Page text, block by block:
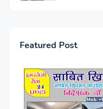
Featured Post